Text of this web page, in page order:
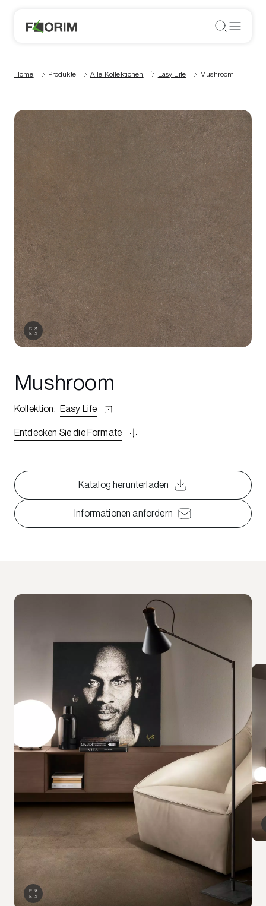
Home Produkte Alle Kollektionen Easy Life Mushroom
Mushroom
Kollektion: Easy Life
Entdecken Sie die Formate
Katalog herunterladen
Informationen anfordern